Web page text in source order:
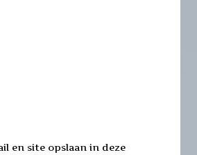
en site opslaan in deze